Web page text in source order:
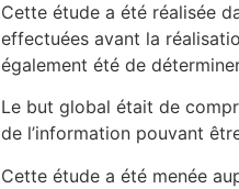
Cette étude a été réalisée
effectuées avant la
également été de
Le but global était de
de l’information pouvant
Cette étude a été menée